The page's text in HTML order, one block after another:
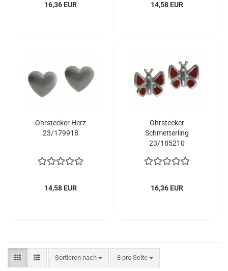
16,36 EUR 14,58 EUR
Ohrstecker Herz
23/179918
14,58 EUR
Ohrstecker
Schmetterling
23/185210
16,36 EUR
Sortieren nach
Sortieren nach 8 pro Seite
pro Seite